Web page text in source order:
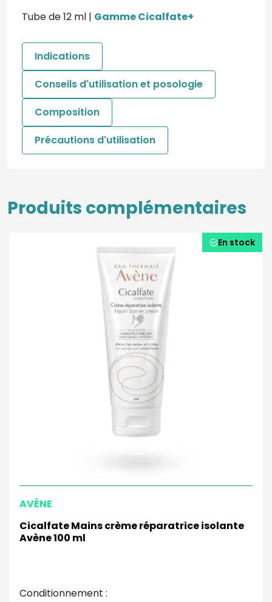
Tube de 12 ml | Gamme Cicalfate+
Indications
Conseils d'utilisation et posologie
Composition
Précautions d'utilisation
Produits complémentaires
En stock
AVÈNE
Cicalfate Mains crème réparatrice isolante
Avène 100 ml
Conditionnement :